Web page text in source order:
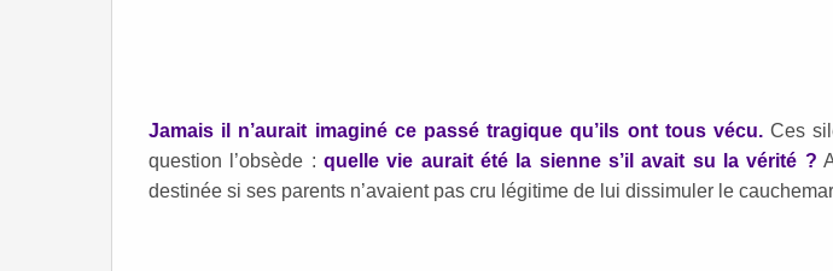
Jamais il n’aurait imaginé ce passé tragique qu’ils ont tous vécu.Ces
question l’obsède : quelle vie aurait été la sienne s’il avait su la vérité ?
destinée si ses parents n’avaient pas cru légitime de lui dissimuler le